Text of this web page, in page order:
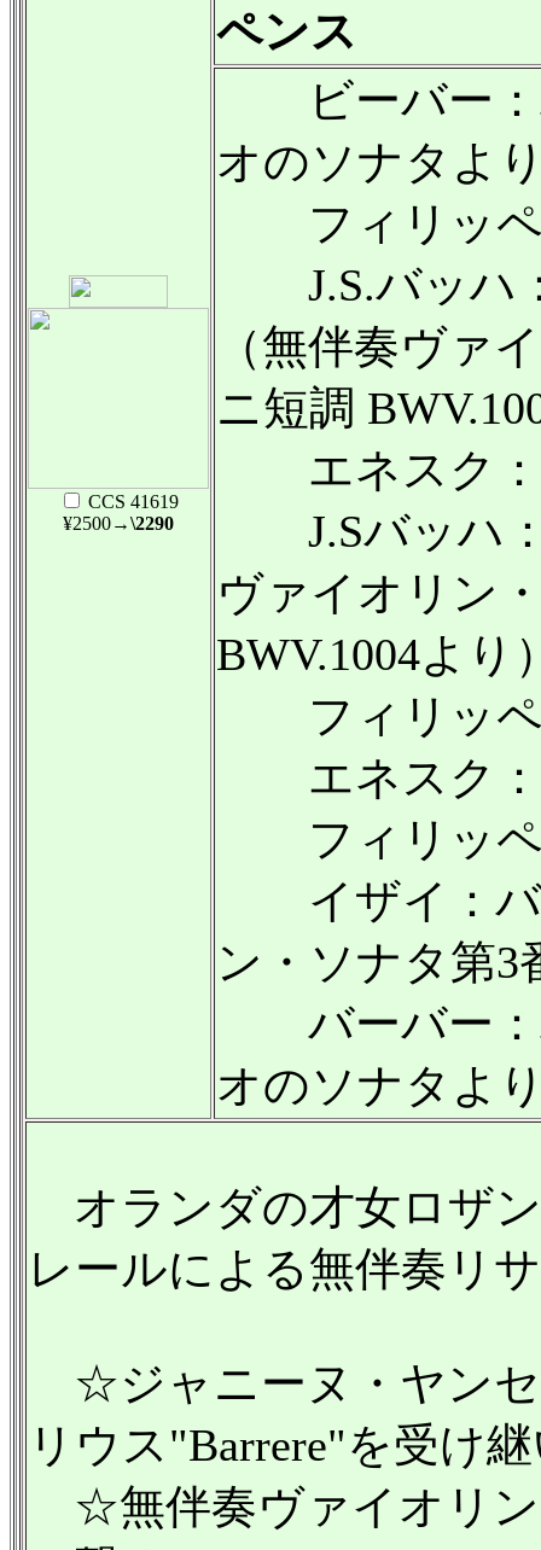
CCS 41619
¥2500→\2290
ペンス
ビーバー：
オのソナタよ
フィリッペ
J.S.バッハ
（無伴奏ヴァ
ニ短調
エネスク：
J.Sバッハ：
ヴァイオリン
BWV.1004より
フィリッペ
エネスク：
フィリッペ
イザイ：バ
ン・ソナタ第3
バーバー：
オのソナタよ
オランダの才女ロザ
レールによる無伴奏リ
☆ジャニーヌ・ヤンセ
リウス"Barrere"を受け
☆無伴奏ヴァイオリン